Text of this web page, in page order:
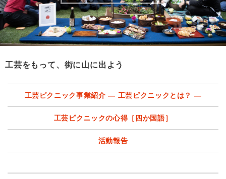
工芸をもって、街に山に出よう
工芸ピクニック事業紹介 ― 工芸ピクニックとは？ ―
工芸ピクニックの心得［四か国語］
活動報告